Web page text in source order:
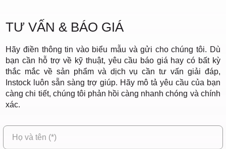
TƯ VẤN & BÁO GIÁ
Hãy điền thông tin vào biểu mẫu và gửi cho chúng tôi. Dù
bạn cần hỗ trợ về kỹ thuật, yêu cầu báo giá hay có bất kỳ
thắc mắc về sản phẩm và dịch vụ cần tư vấn giải đáp,
Instock luôn sẵn sàng trợ giúp. Hãy mô tả yêu cầu của bạn
càng chi tiết, chúng tôi phản hồi càng nhanh chóng và chính
xác.